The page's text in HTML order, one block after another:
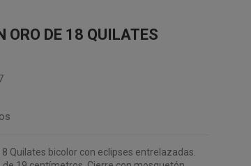
ORO DE 18 QUILATES
Quilates bicolor con eclipses entrelazadas.